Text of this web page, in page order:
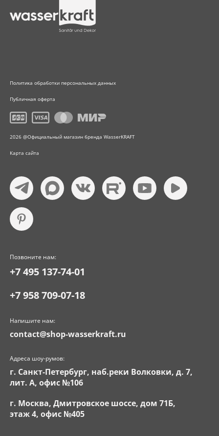
Политика обработки персональных данных
Публичная оферта
2026 @Официальный магазин бренда WasserKRAFT
Карта сайта
Позвоните нам:
+7 495 137-74-01
+7 958 709-07-18
Напишите нам:
contact@shop-wasserkraft.ru
Адреса шоу-румов:
г. Санкт-Петербург, наб.реки Волковки, д. 7,
лит. А, офис №106
г. Москва, Дмитровское шоссе, дом 71Б,
этаж 4, офис №405